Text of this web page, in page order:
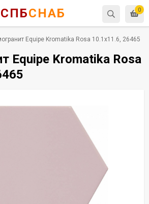
0
СПБСНАБ
Equipe Kromatika Rosa 10.1x11.6, 26465
Equipe Kromatika Rosa